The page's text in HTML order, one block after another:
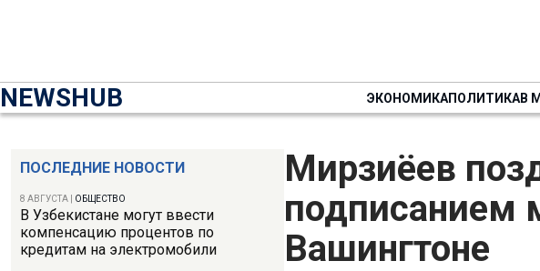
NEWSHUB ЭКОНОМИКАПОЛИТИКАВ
ПОСЛЕДНИЕ НОВОСТИ
8 АВГУСТА ОБЩЕСТВО
В Узбекистане могут ввести
компенсацию процентов по
кредитам на электромобили
Мирзиёев
подписанием
Вашингтоне